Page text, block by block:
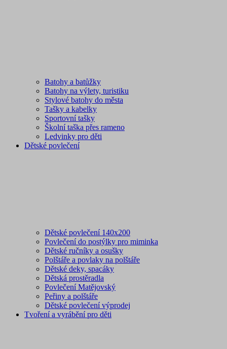
Batohy a batůžky
Batohy na výlety, turistiku
Stylové batohy do města
Tašky a kabelky
Sportovní tašky
Školní taška přes rameno
Ledvinky pro děti
Dětské povlečení
Dětské povlečení 140x200
Povlečení do postýlky pro miminka
Dětské ručníky a osušky
Polštáře a povlaky na polštáře
Dětské deky, spacáky
Dětská prostěradla
Povlečení Matějovský
Peřiny a polštáře
Dětské povlečení výprodej
Tvoření a vyrábění pro děti